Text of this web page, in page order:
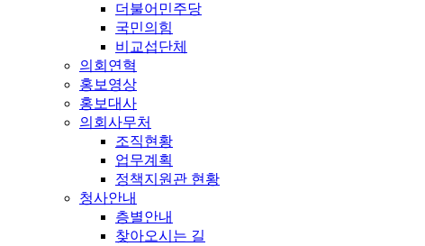
더불어민주당
국민의힘
비교섭단체
의회연혁
홍보영상
홍보대사
의회사무처
조직현황
업무계획
정책지원관 현황
청사안내
층별안내
찾아오시는 길